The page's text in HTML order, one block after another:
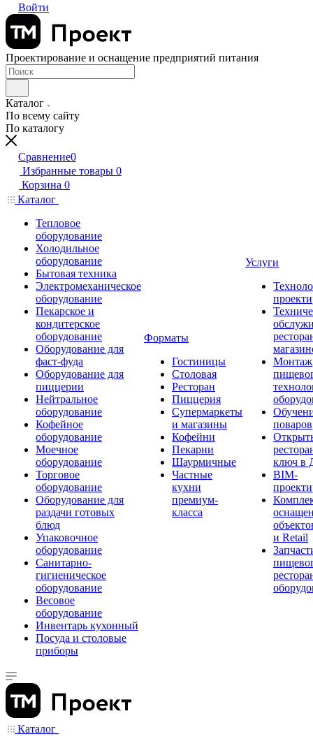
Войти
Проектирование и оснащение предприятий питания
Каталог
По всему сайту
По каталогу
Сравнение0
Избранные товары 0
Корзина 0
Каталог
Тепловое
оборудование
Холодильное
оборудование
Бытовая техника
Электромеханическое
оборудование
Пекарское и
кондитерское
оборудование
Оборудование для
фаст-фуда
Оборудование для
пиццерии
Нейтральное
оборудование
Кофейное
оборудование
Моечное
оборудование
Торговое
оборудование
Оборудование для
раздачи готовых
блюд
Упаковочное
оборудование
Санитарно-
гигиеническое
оборудование
Весовое
оборудование
Инвентарь кухонный
Посуда и столовые
приборы
Форматы
Гостиницы
Столовая
Ресторан
Пиццерия
Супермаркеты
и магазины
Кофейни
Пекарни
Шаурмичные
Частные
кухни
премиум-
класса
Услуги
Монтаж
поваров
ключ в
BIM-
и Retail
Каталог